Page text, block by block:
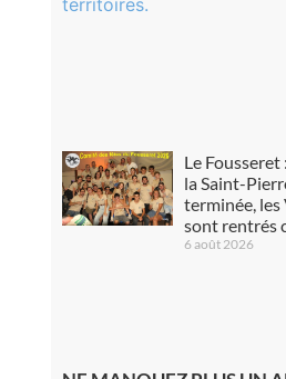
Le Fousseret
la Saint-
terminée, les
sont rentrés
6 août 2026